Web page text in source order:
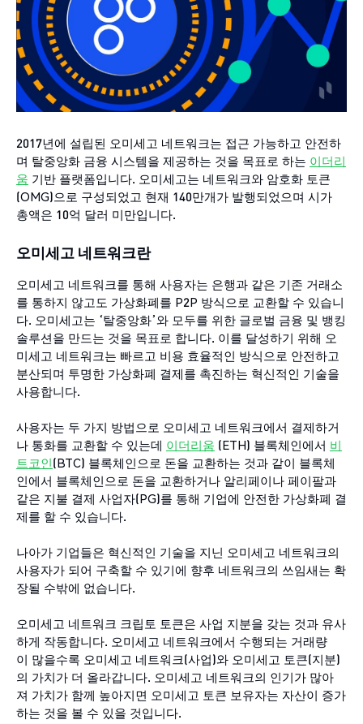
2017년에 설립된 오미세고 네트워크는 접근 가능하고 안전하
며 탈중앙화 금융 시스템을 제공하는 것을 목표로 하는 이더리
움 기반 플랫폼입니다. 오미세고는 네트워크와 암호화 토큰
(OMG)으로 구성되었고 현재 140만개가 발행되었으며 시가
총액은 10억 달러 미만입니다.
오미세고 네트워크란
오미세고 네트워크를 통해 사용자는 은행과 같은 기존 거래소
를 통하지 않고도 가상화폐를 P2P 방식으로 교환할 수 있습니
다. 오미세고는 ‘탈중앙화’와 모두를 위한 글로벌 금융 및 뱅킹
솔루션을 만드는 것을 목표로 합니다. 이를 달성하기 위해 오
미세고 네트워크는 빠르고 비용 효율적인 방식으로 안전하고
분산되며 투명한 가상화폐 결제를 촉진하는 혁신적인 기술을
사용합니다.
사용자는 두 가지 방법으로 오미세고 네트워크에서 결제하거
나 통화를 교환할 수 있는데 이더리움 (ETH) 블록체인에서 비
트코인(BTC) 블록체인으로 돈을 교환하는 것과 같이 블록체
인에서 블록체인으로 돈을 교환하거나 알리페이나 페이팔과
같은 지불 결제 사업자(PG)를 통해 기업에 안전한 가상화폐 결
제를 할 수 있습니다.
나아가 기업들은 혁신적인 기술을 지닌 오미세고 네트워크의
사용자가 되어 구축할 수 있기에 향후 네트워크의 쓰임새는 확
장될 수밖에 없습니다.
오미세고 네트워크 크립토 토큰은 사업 지분을 갖는 것과 유사
하게 작동합니다. 오미세고 네트워크에서 수행되는 거래량
이 많을수록 오미세고 네트워크(사업)와 오미세고 토큰(지분)
의 가치가 더 올라갑니다. 오미세고 네트워크의 인기가 많아
져 가치가 함께 높아지면 오미세고 토큰 보유자는 자산이 증가
하는 것을 볼 수 있을 것입니다.